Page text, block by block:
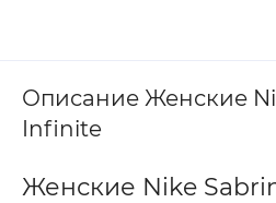
Описание Женские
Infinite
Женские Nike